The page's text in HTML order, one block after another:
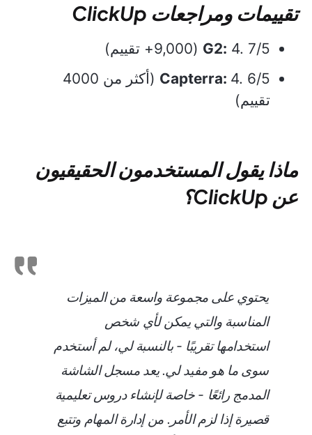
تقييمات ومراجعات ClickUp
G2: 4. 7/5 (9,000+ تقييم)
Capterra:
4. 6/5 (أكثر من 4000
تقييم)
ماذا يقول المستخدمون الحقيقيون
عن ClickUp؟
يحتوي على مجموعة واسعة من الميزات
المناسبة والتي يمكن لأي شخص
استخدامها تقريبًا - بالنسبة لي، لم أستخدم
سوى ما هو مفيد لي. يعد مسجل الشاشة
المدمج رائعًا - خاصة لإنشاء دروس تعليمية
قصيرة إذا لزم الأمر. من إدارة المهام وتتبع